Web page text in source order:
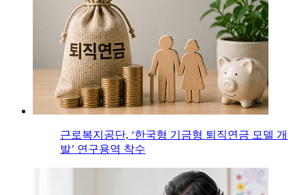
근로복지공단, ‘한국형 기금형 퇴직연금 모델 개
발’ 연구용역 착수